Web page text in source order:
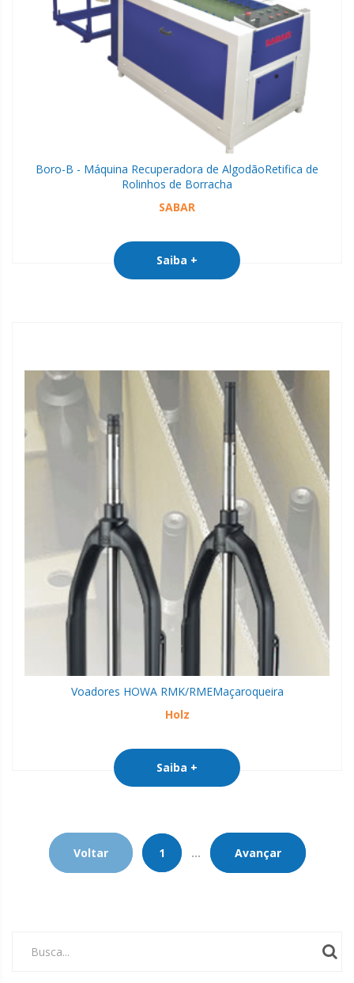
Boro-B - Máquina Recuperadora de AlgodãoRetifica de
Rolinhos de Borracha
SABAR
Saiba +
Voadores HOWA RMK/RMEMaçaroqueira
Holz
Saiba +
Voltar 1 ... Avançar
Busca...